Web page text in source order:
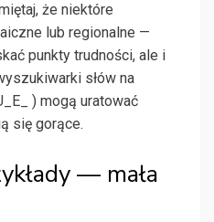
że niektóre
lub regionalne —
punkty trudności, ale i
słów na
) mogą uratować
się gorące.
— mała